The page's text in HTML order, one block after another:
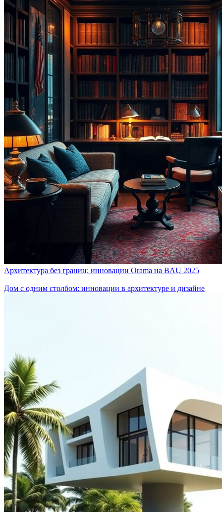
Архитектура без границ: инновации Orama на BAU 2025
Дом с одним столбом: инновации в архитектуре и дизайне